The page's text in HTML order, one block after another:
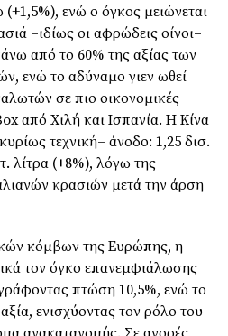
ενώ ο όγκος μειώνεται
–ιδίως οι αφρώδεις οίνοι–
από το 60% της αξίας των
ενώ το αδύναμο γιεν ωθεί
σε πιο οικονομικές
από Χιλή και Ισπανία. Η Κίνα
τεχνική– άνοδο: 1,25 δισ.
λίτρα (+8%), λόγω της
κρασιών μετά την άρση
κόμβων της Ευρώπης, η
τον όγκο επανεμφιάλωσης
πτώση 10,5%, ενώ το
ενισχύοντας τον ρόλο του